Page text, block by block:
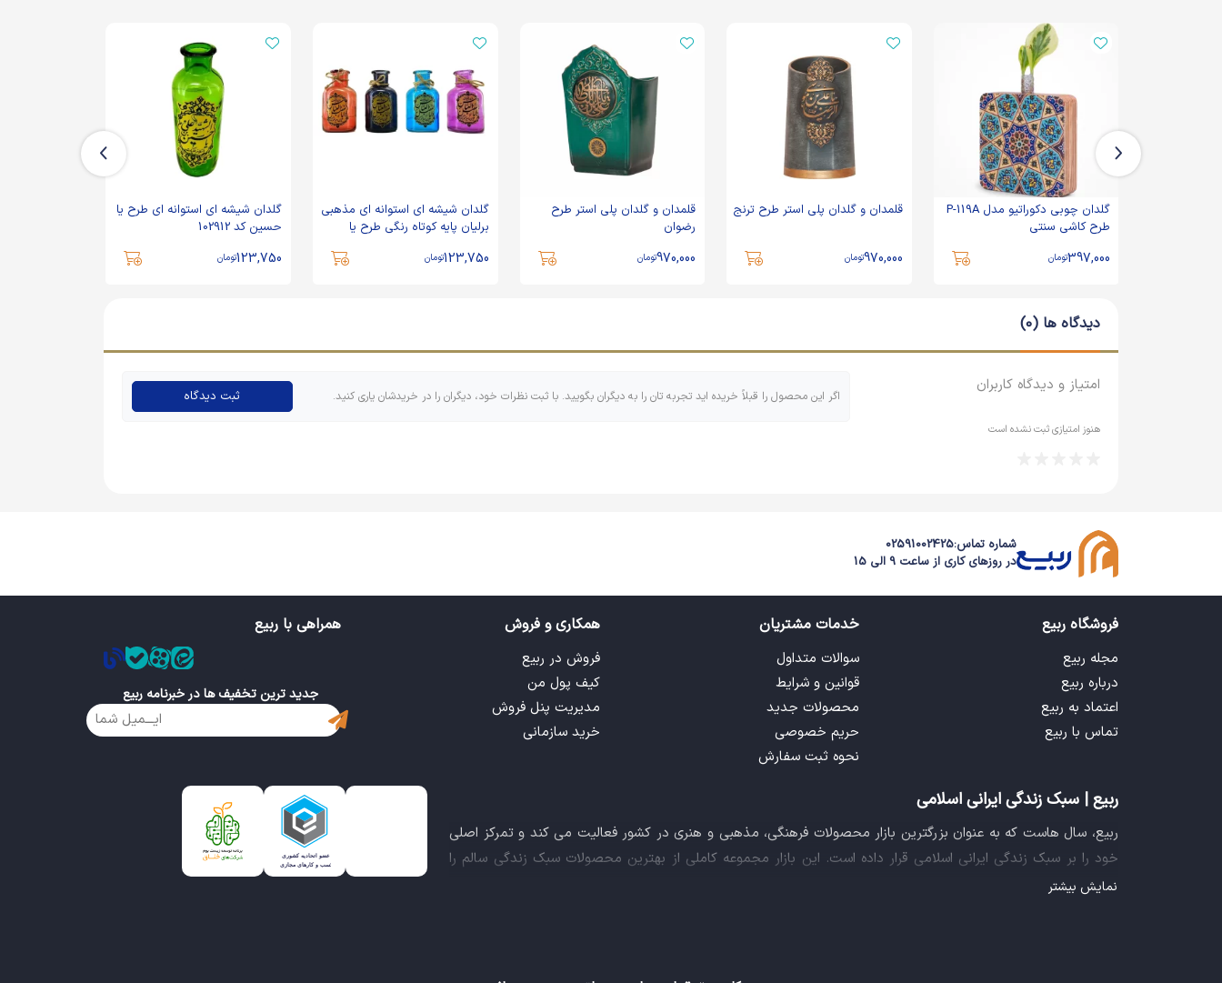
گلدان چوبی دکوراتیو مدل P-119A
طرح کاشی سنتی
397,000تومان
قلمدان و گلدان پلی استر طرح ترنج
970,000تومان
قلمدان و گلدان پلی استر طرح
رضوان
970,000تومان
گلدان شیشه‌ ای استوانه ای مذهبی
برلیان پایه کوتاه رنگی طرح یا
123,750تومان
گلدان شیشه ای استوانه ای طرح یا
حسین کد 102912
123,750تومان
دیدگاه ها (0)
امتیاز و دیدگاه کاربران
هنوز امتیازی ثبت نشده است
اگر این محصول را قبلاً خریده اید تجربه تان را به دیگران بگویید. با ثبت نظرات خود، دیگران را در خریدشان یاری کنید. ثبت دیدگاه
شماره تماس:02591002425
در روزهای کاری از ساعت 9 الی 15
فروشگاه ربیع
مجله ربیع
درباره ربیع
اعتماد به ربیع
تماس با ربیع
خدمات مشتریان
سوالات متداول
قوانین و شرایط
محصولات جدید
حریم خصوصی
نحوه ثبت سفارش
همکاری و فروش
فروش در ربیع
کیف پول من
مدیریت پنل فروش
خرید سازمانی
همراهی با ربیع
جدید ترین تخفیف ها در خبرنامه ربیع
ربیع | سبک زندگی ایرانی اسلامی
ربیع، سال هاست که به عنوان بزرگترین بازار محصولات فرهنگی، مذهبی و هنری در کشور فعالیت می کند و تمرکز اصلی
خود را بر سبک زندگی ایرانی اسلامی قرار داده است. این بازار مجموعه کاملی از بهترین محصولات سبک زندگی سالم را
فراهم آورده تا تمام نیازهای شما را برای خرید اینترنتی کالاهای فرهنگی، مذهبی و هنری برآورده نماید.
نمایش بیشتر